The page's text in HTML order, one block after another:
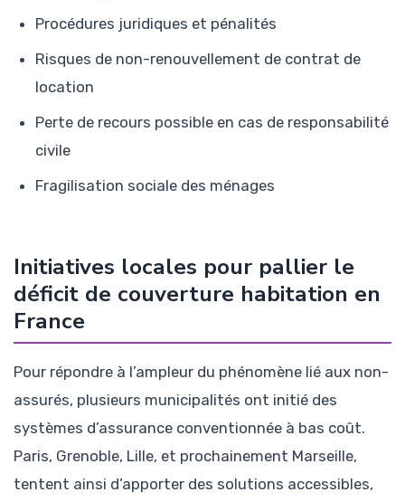
Procédures juridiques et pénalités
Risques de non-renouvellement de contrat de
location
Perte de recours possible en cas de responsabilité
civile
Fragilisation sociale des ménages
Initiatives locales pour pallier le
déficit de couverture habitation en
France
Pour répondre à l’ampleur du phénomène lié aux non-
assurés, plusieurs municipalités ont initié des
systèmes d’assurance conventionnée à bas coût.
Paris, Grenoble, Lille, et prochainement Marseille,
tentent ainsi d’apporter des solutions accessibles,